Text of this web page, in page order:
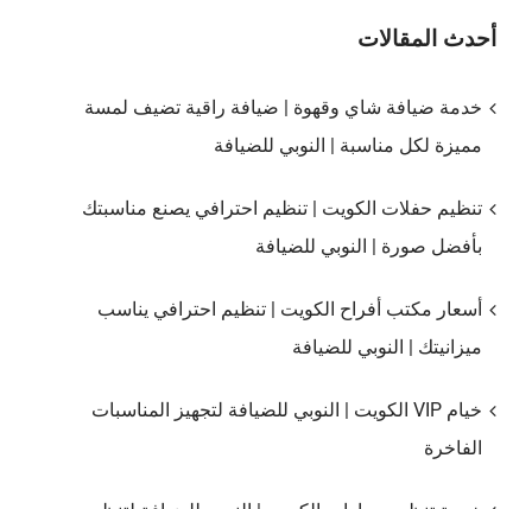
أحدث المقالات
خدمة ضيافة شاي وقهوة | ضيافة راقية تضيف لمسة
مميزة لكل مناسبة | النوبي للضيافة
تنظيم حفلات الكويت | تنظيم احترافي يصنع مناسبتك
بأفضل صورة | النوبي للضيافة
أسعار مكتب أفراح الكويت | تنظيم احترافي يناسب
ميزانيتك | النوبي للضيافة
خيام VIP الكويت | النوبي للضيافة لتجهيز المناسبات
الفاخرة